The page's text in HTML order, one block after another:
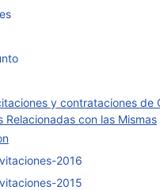
y contrataciones de
Relacionadas con las Mismas
2016
2015